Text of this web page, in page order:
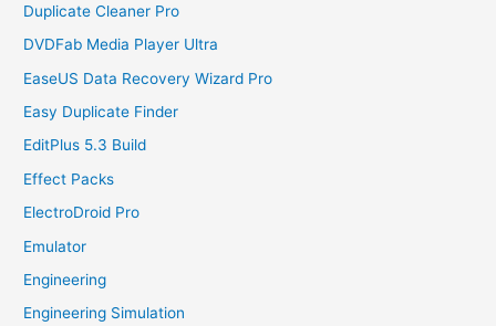
Duplicate Cleaner Pro
DVDFab Media Player Ultra
EaseUS Data Recovery Wizard Pro
Easy Duplicate Finder
EditPlus 5.3 Build
Effect Packs
ElectroDroid Pro
Emulator
Engineering
Engineering Simulation